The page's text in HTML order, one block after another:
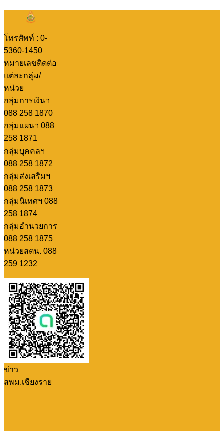
โทรศัพท์ : 0-
5360-1450
หมายเลขติดต่อ
แต่ละกลุ่ม/
หน่วย
กลุ่มการเงินฯ
088 258 1870
กลุ่มแผนฯ 088
258 1871
กลุ่มบุคคลฯ
088 258 1872
กลุ่มส่งเสริมฯ
088 258 1873
กลุ่มนิเทศฯ 088
258 1874
กลุ่มอำนวยการ
088 258 1875
หน่วยสตน. 088
259 1232
ข่าว
สพม.เชียงราย